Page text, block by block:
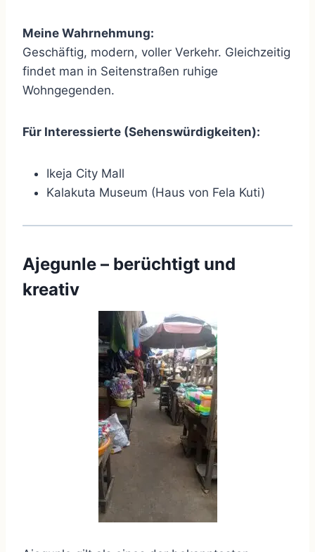
Meine Wahrnehmung:
Geschäftig, modern, voller Verkehr. Gleichzeitig
findet man in Seitenstraßen ruhige
Wohngegenden.
Für Interessierte (Sehenswürdigkeiten):
Ikeja City Mall
Kalakuta Museum (Haus von Fela Kuti)
Ajegunle – berüchtigt und
kreativ